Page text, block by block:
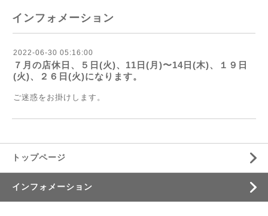
インフォメーション
2022-06-30 05:16:00
７月の店休日、５日(火)、11日(月)〜14日(木)、１９日
(火)、２６日(火)になります。
ご迷惑をお掛けします。
トップページ
インフォメーション